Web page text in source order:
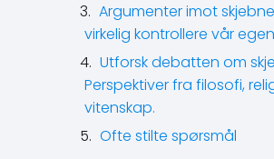
Argumenter imot
virkelig kontrollere vår
Utforsk debatten om
Perspektiver fra filosofi,
vitenskap.
Ofte stilte spørsmål